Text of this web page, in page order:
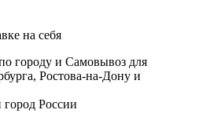
на себя
городу и Самовывоз для
Ростова-на-Дону и
России